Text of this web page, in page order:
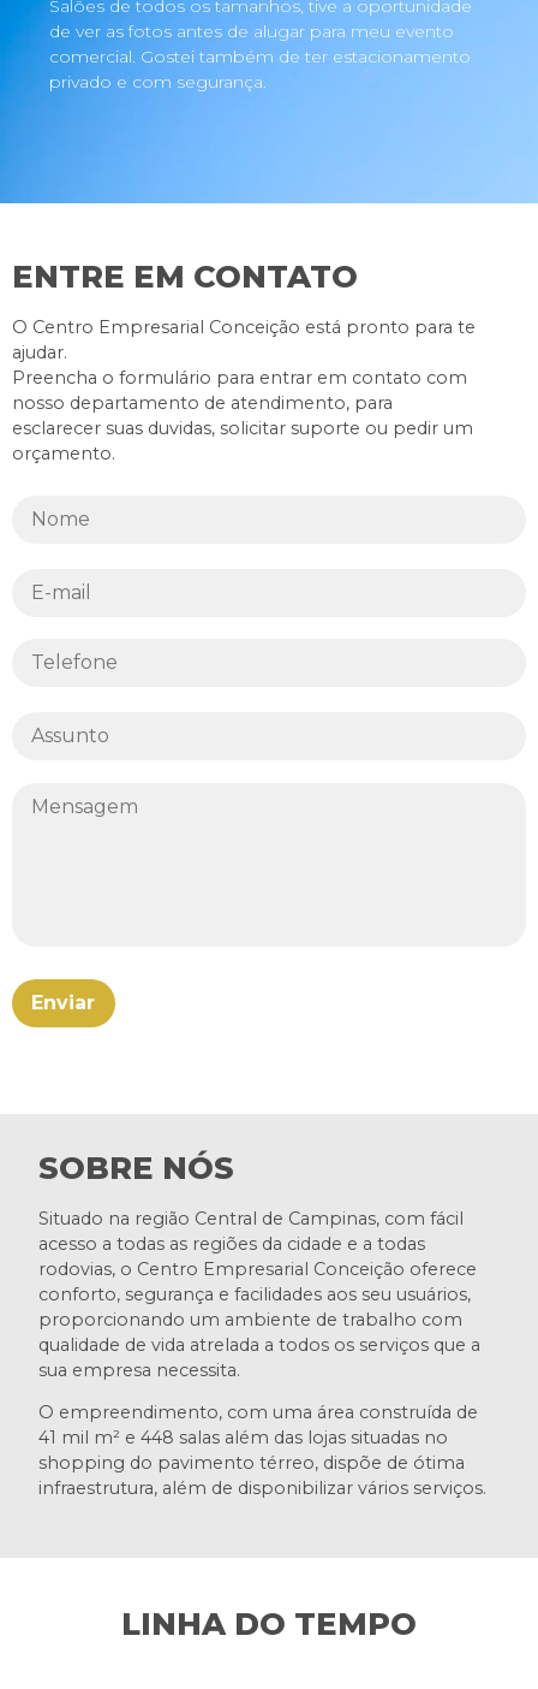
Salões de todos os tamanhos, tive a oportunidade
de ver as fotos antes de alugar para meu evento
comercial. Gostei também de ter estacionamento
privado e com segurança.
ENTRE EM CONTATO
O Centro Empresarial Conceição está pronto para te
ajudar.
Preencha o formulário para entrar em contato com
nosso departamento de atendimento, para
esclarecer suas duvidas, solicitar suporte ou pedir um
orçamento.
SOBRE NÓS
Situado na região Central de Campinas, com fácil
acesso a todas as regiões da cidade e a todas
rodovias, o Centro Empresarial Conceição oferece
conforto, segurança e facilidades aos seu usuários,
proporcionando um ambiente de trabalho com
qualidade de vida atrelada a todos os serviços que a
sua empresa necessita.
O empreendimento, com uma área construída de
41 mil m² e 448 salas além das lojas situadas no
shopping do pavimento térreo, dispõe de ótima
infraestrutura, além de disponibilizar vários serviços.
LINHA DO TEMPO